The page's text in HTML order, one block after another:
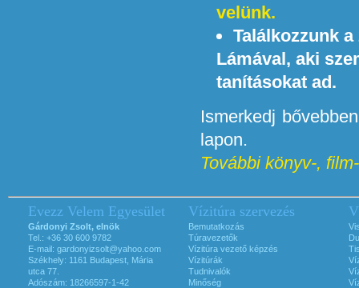
velünk.
Találkozzunk
Lámával, aki
tanításokat ad.
Ismerkedj
lapon.
További könyv-,
Evezz Velem Egyesület
Gárdonyi Zsolt, elnök
Tel.: +36 30 600 9782
E-mail: gardonyizsolt@yahoo.com
Székhely: 1161 Budapest, Mária
utca 77.
Adószám: 18266597-1-42
Vízitúra szervezés
Bemutatkozás
Túravezetők
Vízitúra vezető képzés
Vízitúrák
Tudnivalók
Minőség